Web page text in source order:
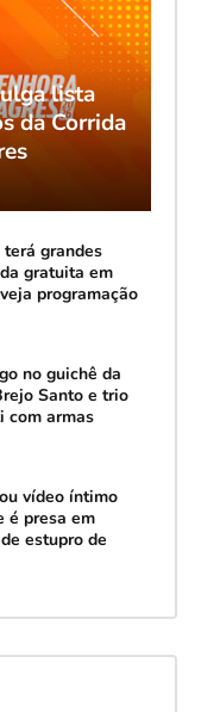
lista
da Corrida
grandes
gratuita em
programação
no guichê da
Santo e trio
com armas
vídeo íntimo
é presa em
estupro de